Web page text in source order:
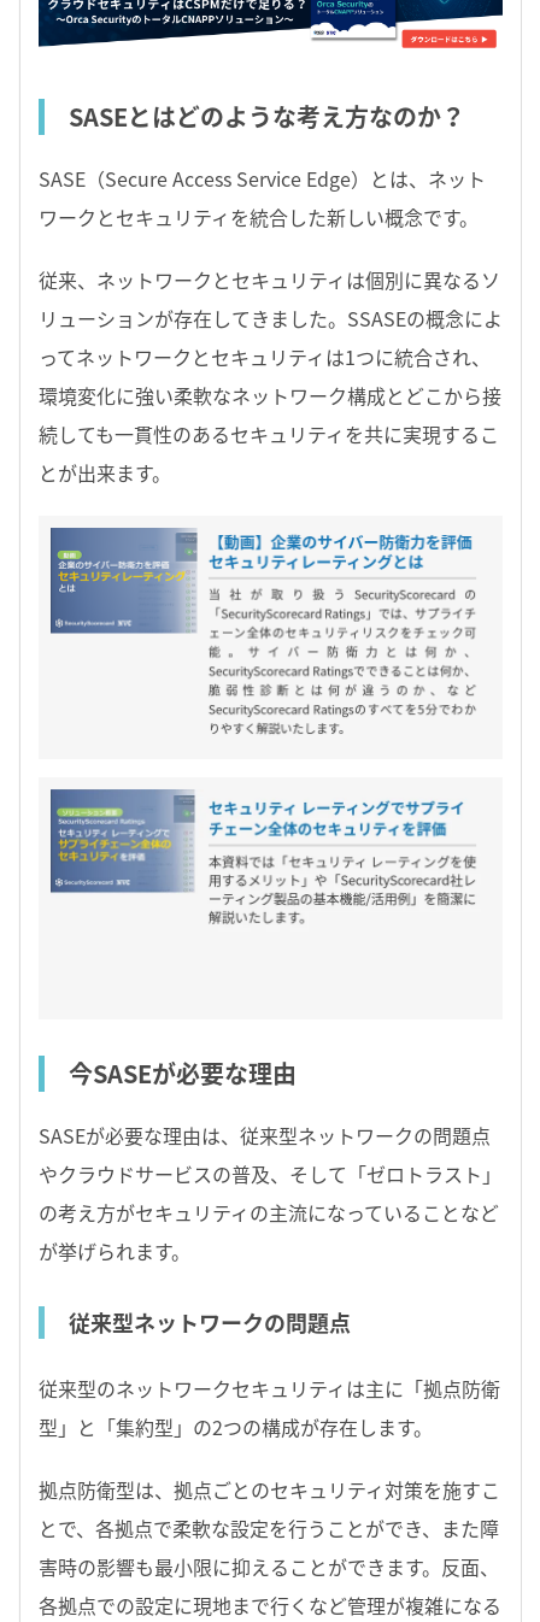
SASEとはどのような考え方なのか？
SASE（Secure Access Service Edge）とは、ネット
ワークとセキュリティを統合した新しい概念です。
従来、ネットワークとセキュリティは個別に異なるソ
リューションが存在してきました。SSASEの概念によ
ってネットワークとセキュリティは1つに統合され、
環境変化に強い柔軟なネットワーク構成とどこから接
続しても一貫性のあるセキュリティを共に実現するこ
とが出来ます。
今SASEが必要な理由
SASEが必要な理由は、従来型ネットワークの問題点
やクラウドサービスの普及、そして「ゼロトラスト」
の考え方がセキュリティの主流になっていることなど
が挙げられます。
従来型ネットワークの問題点
従来型のネットワークセキュリティは主に「拠点防衛
型」と「集約型」の2つの構成が存在します。
拠点防衛型は、拠点ごとのセキュリティ対策を施すこ
とで、各拠点で柔軟な設定を行うことができ、また障
害時の影響も最小限に抑えることができます。反面、
各拠点での設定に現地まで行くなど管理が複雑になる